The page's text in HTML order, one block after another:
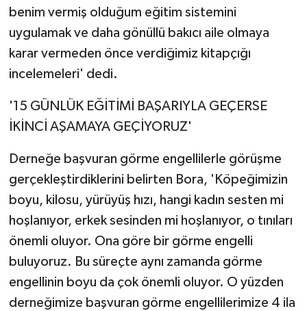
benim vermiş olduğum eğitim sistemini
uygulamak ve daha gönüllü bakıcı aile olmaya
karar vermeden önce verdiğimiz kitapçığı
incelemeleri' dedi.
'15 GÜNLÜK EĞİTİMİ BAŞARIYLA GEÇERSE
İKİNCİ AŞAMAYA GEÇİYORUZ'
Derneğe başvuran görme engellilerle görüşme
gerçekleştirdiklerini belirten Bora, 'Köpeğimizin
boyu, kilosu, yürüyüş hızı, hangi kadın sesten mi
hoşlanıyor, erkek sesinden mi hoşlanıyor, o tınıları
önemli oluyor. Ona göre bir görme engelli
buluyoruz. Bu süreçte aynı zamanda görme
engellinin boyu da çok önemli oluyor. O yüzden
derneğimize başvuran görme engellilerimize 4 ila